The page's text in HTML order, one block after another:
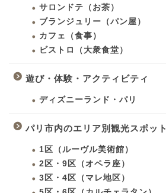
サロンドテ（お茶）
ブランジュリー（パン屋）
カフェ（食事）
ビストロ（大衆食堂）
遊び・体験・アクティビティ
ディズニーランド・パリ
パリ市内のエリア別観光スポット
1区（ルーヴル美術館）
2区・9区（オペラ座）
3区・4区（マレ地区）